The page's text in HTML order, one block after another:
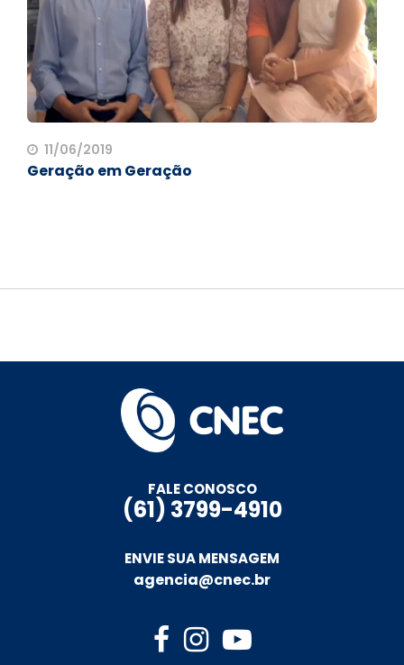
11/06/2019
Geração em Geração
FALE CONOSCO
(61) 3799-4910
ENVIE SUA MENSAGEM
agencia@cnec.br